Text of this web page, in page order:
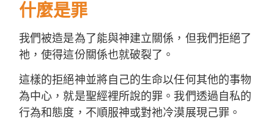
什麼是罪
我們被造是為了能與神建立關係，但我們拒絕了
祂，使得這份關係也就破裂了。
這樣的拒絕神並將自己的生命以任何其他的事物
為中心，就是聖經裡所說的罪。我們透過自私的
行為和態度，不順服神或對祂冷漠展現己罪。